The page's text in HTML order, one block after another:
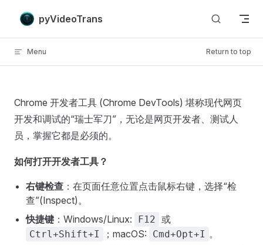
Skip to content
pyVideoTrans
Menu Return to top
Chrome 开发者工具 (Chrome DevTools) 堪称现代网页
开发和调试的“瑞士军刀”，无论是网页开发者、测试人
员，掌握它都是必须的。
如何打开开发者工具？
右键检查 ：在页面任意位置点击鼠标右键，选择“检
查”(Inspect)。
快捷键 ：Windows/Linux: F12 或
Ctrl+Shift+I ；macOS: Cmd+Opt+I 。